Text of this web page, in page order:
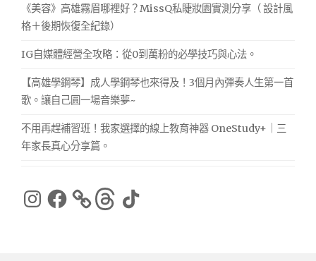
《美容》高雄霧眉哪裡好？MissQ私睫妝園實測分享（ 設計風
格＋後期恢復全紀錄）
IG自媒體經營全攻略：從0到萬粉的必學技巧與心法。
【高雄學鋼琴】成人學鋼琴也來得及！3個月內彈奏人生第一首
歌。讓自己圓一場音樂夢~
不用再趕補習班！我家選擇的線上教育神器 OneStudy+｜三
年家長真心分享篇。
Instagram
Facebook ThreadsTikTok